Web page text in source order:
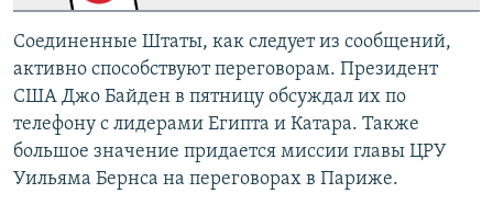
Соединенные Штаты, как следует из сообщений,
активно способствуют переговорам. Президент
США Джо Байден в пятницу обсуждал их по
телефону с лидерами Египта и Катара. Также
большое значение придается миссии главы ЦРУ
Уильяма Бернса на переговорах в Париже.